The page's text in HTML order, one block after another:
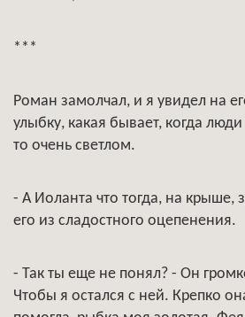
***
Роман замолчал, и я увидел на
улыбку, какая бывает, когда
то очень светлом.
- А Иоланта что тогда, на крыше,
его из сладостного оцепенения.
- Так ты еще не понял? - Он
Чтобы я остался с ней. Крепко